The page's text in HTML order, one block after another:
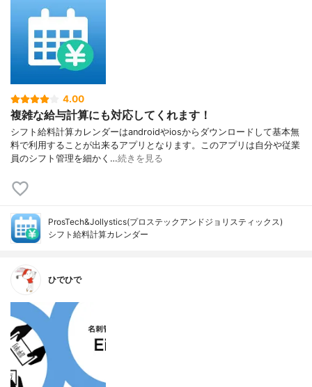
4.00
複雑な給与計算にも対応してくれます！
シフト給料計算カレンダーはandroidやiosからダウンロードして基本無
料で利用することが出来るアプリとなります。このアプリは自分や従業
員のシフト管理を細かく…続きを見る
ProsTech&Jollystics(プロステックアンドジョリスティックス)
シフト給料計算カレンダー
ひでひで